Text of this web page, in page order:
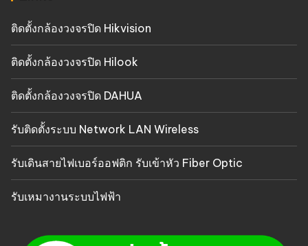
ติดตั้งกล้องวงจรปิด Hikvision
ติดตั้งกล้องวงจรปิด Hilook
ติดตั้งกล้องวงจรปิด DAHUA
รับติดตั้งระบบ Network LAN Wireless
รับเดินสายไฟเบอร์ออฟติก รับเข้าหัว Fiber Optic
รับเหมางานระบบไฟฟ้า